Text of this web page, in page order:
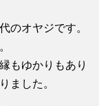
のオヤジです。
もゆかりもあり
ました。